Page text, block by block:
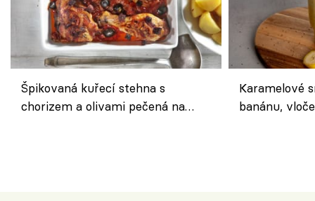
Špikovaná kuřecí stehna s
chorizem a olivami pečená na
Karamelové
banánu,